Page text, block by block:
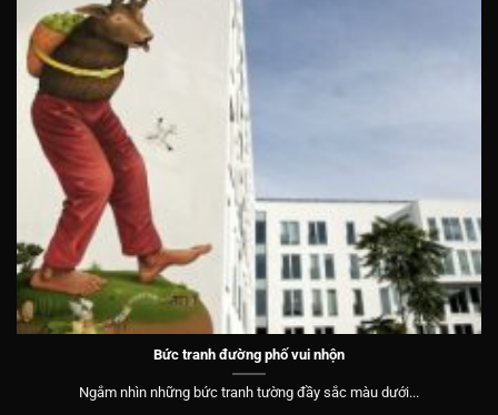
Bức tranh đường phố vui nhộn
Ngắm nhìn những bức tranh tường đầy sắc màu dưới...